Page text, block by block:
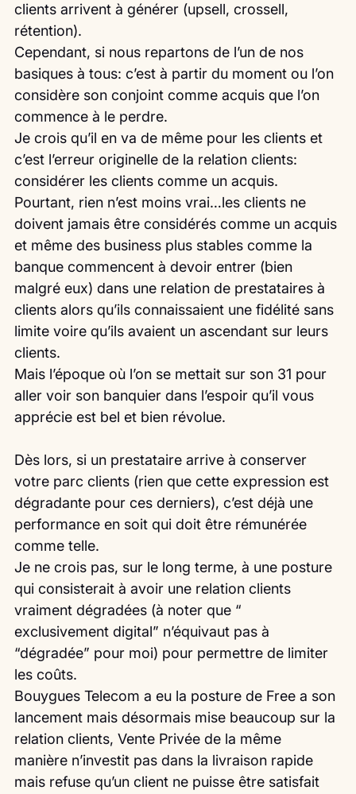
clients arrivent à générer (upsell, crossell,
rétention).
Cependant, si nous repartons de l’un de nos
basiques à tous: c’est à partir du moment ou l’on
considère son conjoint comme acquis que l’on
commence à le perdre.
Je crois qu’il en va de même pour les clients et
c’est l’erreur originelle de la relation clients:
considérer les clients comme un acquis.
Pourtant, rien n’est moins vrai…les clients ne
doivent jamais être considérés comme un acquis
et même des business plus stables comme la
banque commencent à devoir entrer (bien
malgré eux) dans une relation de prestataires à
clients alors qu’ils connaissaient une fidélité sans
limite voire qu’ils avaient un ascendant sur leurs
clients.
Mais l’époque où l’on se mettait sur son 31 pour
aller voir son banquier dans l’espoir qu’il vous
apprécie est bel et bien révolue.
Dès lors, si un prestataire arrive à conserver
votre parc clients (rien que cette expression est
dégradante pour ces derniers), c’est déjà une
performance en soit qui doit être rémunérée
comme telle.
Je ne crois pas, sur le long terme, à une posture
qui consisterait à avoir une relation clients
vraiment dégradées (à noter que “
exclusivement digital” n’équivaut pas à
“dégradée” pour moi) pour permettre de limiter
les coûts.
Bouygues Telecom a eu la posture de Free a son
lancement mais désormais mise beaucoup sur la
relation clients, Vente Privée de la même
manière n’investit pas dans la livraison rapide
mais refuse qu’un client ne puisse être satisfait